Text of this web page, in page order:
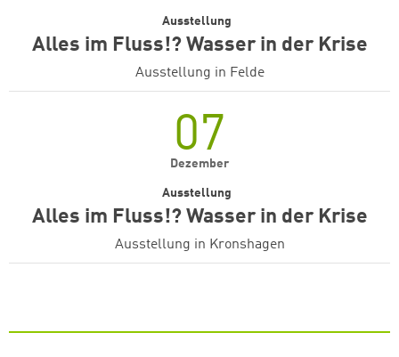
Alles im Fluss!? Wasser in der Krise
Ausstellung
Ausstellung in Felde
07
Dezember
Alles im Fluss!? Wasser in der Krise
Ausstellung
Ausstellung in Kronshagen